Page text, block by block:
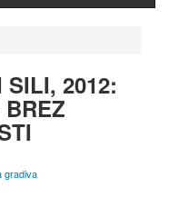
SILI, 2012:
gradiva